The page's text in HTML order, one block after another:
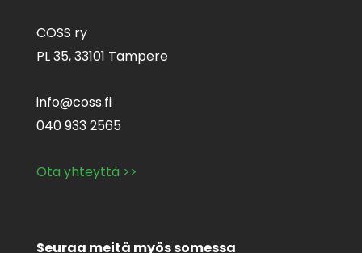
COSS ry
PL 35,33101 Tampere
info@coss.fi
040 933 2565
Ota yhteyttä >>
Seuraa meitä myös somessa